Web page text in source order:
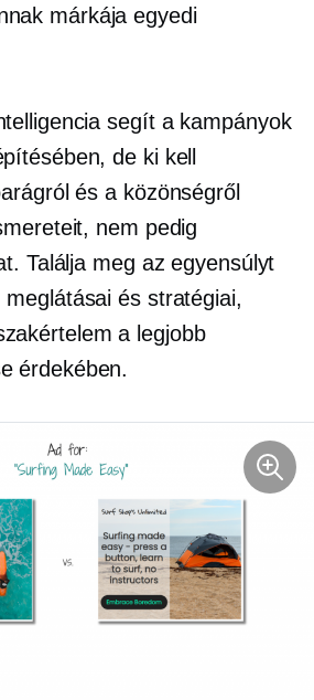
márkája egyedi
segít a kampányok
de ki kell
és a közönségről
nem pedig
Találja meg az egyensúlyt
meglátásai és stratégiai,
a legjobb
érdekében.